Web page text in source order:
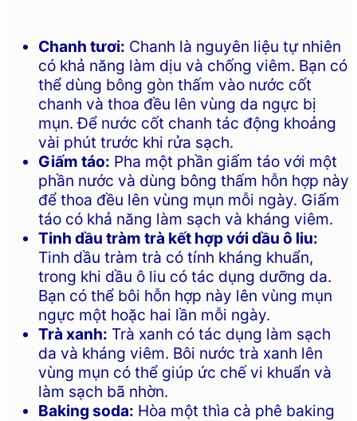
Chanh tươi: Chanh là nguyên liệu tự nhiên
có khả năng làm dịu và chống viêm. Bạn có
thể dùng bông gòn thấm vào nước cốt
chanh và thoa đều lên vùng da ngực bị
mụn. Để nước cốt chanh tác động khoảng
vài phút trước khi rửa sạch.
Giấm táo: Pha một phần giấm táo với một
phần nước và dùng bông thấm hỗn hợp này
để thoa đều lên vùng mụn mỗi ngày. Giấm
táo có khả năng làm sạch và kháng viêm.
Tinh dầu tràm trà kết hợp với dầu ô liu:
Tinh dầu tràm trà có tính kháng khuẩn,
trong khi dầu ô liu có tác dụng dưỡng da.
Bạn có thể bôi hỗn hợp này lên vùng mụn
ngực một hoặc hai lần mỗi ngày.
Trà xanh: Trà xanh có tác dụng làm sạch
da và kháng viêm. Bôi nước trà xanh lên
vùng mụn có thể giúp ức chế vi khuẩn và
làm sạch bã nhờn.
Baking soda: Hòa một thìa cà phê baking